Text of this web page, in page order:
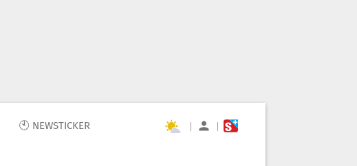
🕙 NEWSTICKER | |